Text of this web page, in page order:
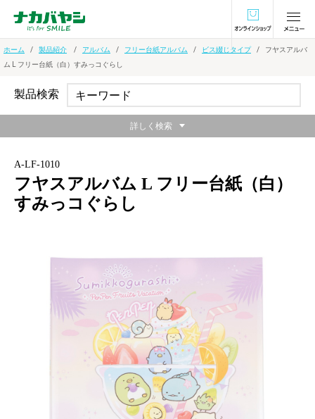
オンラインショ
ホーム 製品紹介 アルバム フリー台紙アルバム ビス綴じタイプ
フヤスアルバ
ム L フリー台紙（白）すみっコぐらし
A-LF-1010
フヤスアルバム L フリー台紙（白）
すみっコぐらし
キャラクターデザインを採用した定番のLサイズビ
ス式アルバム
メーカー希望小売価格：
製品検索
詳しく検索